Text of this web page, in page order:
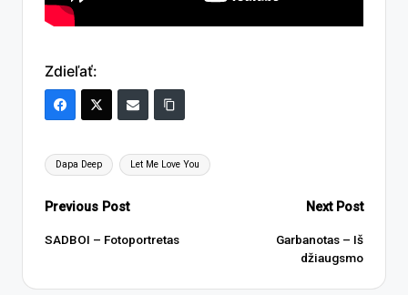
Zdieľať:
Tags:
Dapa Deep Let Me Love You
Post
navigation
Previous Post
SADBOI – Fotoportretas
Next Post
Garbanotas – Iš
džiaugsmo